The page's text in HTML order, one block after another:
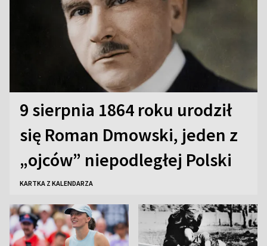
9 sierpnia 1864 roku urodził
się Roman Dmowski, jeden z
„ojców” niepodległej Polski
KARTKA Z KALENDARZA